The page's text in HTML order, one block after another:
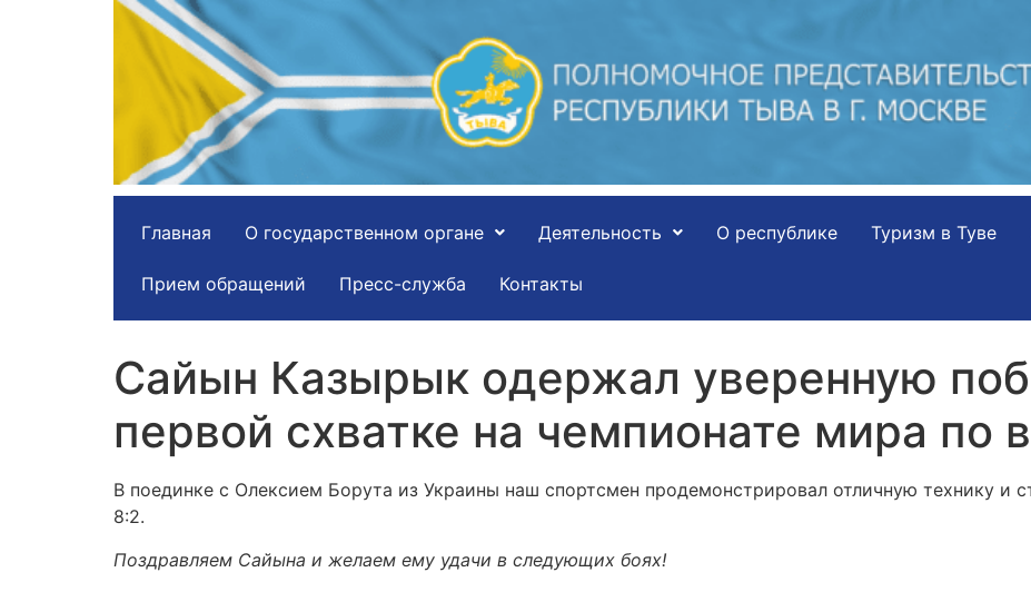
Главная О государственном органе Деятельность О республике Туризм в Туве
Прием обращений Пресс-служба Контакты
Сайын Казырык одержал уверенную
первой схватке на чемпионате мира по
В поединке с Олексием Борута из Украины наш спортсмен продемонстрировал отличную технику и
8:2.
Поздравляем Сайына и желаем ему удачи в следующих боях!